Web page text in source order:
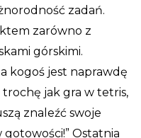
zadań.
zarówno z
górskimi.
kogoś jest naprawdę
trochę jak gra w tetris,
znaleźć swoje
Ostatnia